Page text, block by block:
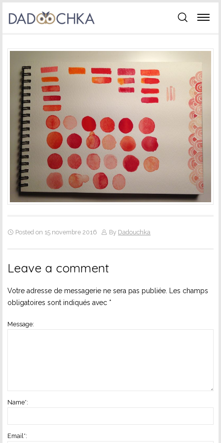
Posted on 15 novembre 2016 By Dadouchka
Leave a comment
Votre adresse de messagerie ne sera pas publiée.
Les champs
obligatoires sont indiqués avec *
Message:
Name*:
Email*: